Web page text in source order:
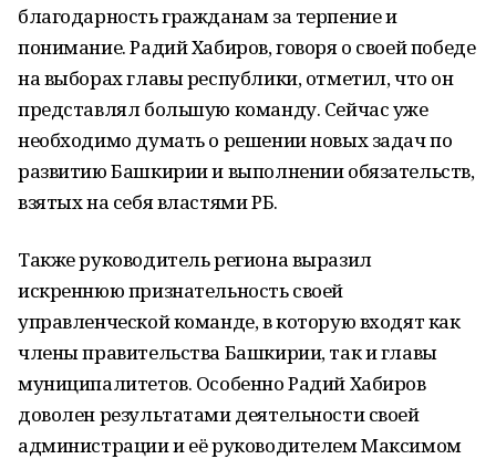
благодарность гражданам за терпение и
понимание. Радий Хабиров, говоря о своей победе
на выборах главы республики, отметил, что он
представлял большую команду. Сейчас уже
необходимо думать о решении новых задач по
развитию Башкирии и выполнении обязательств,
взятых на себя властями РБ.
Также руководитель региона выразил
искреннюю признательность своей
управленческой команде, в которую входят как
члены правительства Башкирии, так и главы
муниципалитетов. Особенно Радий Хабиров
доволен результатами деятельности своей
администрации и её руководителем Максимом